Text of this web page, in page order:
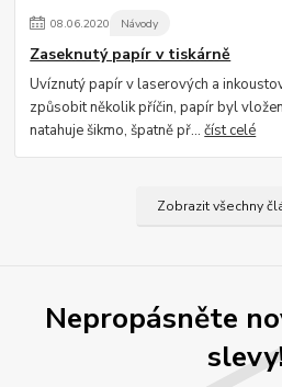
08.06.2020 Návody
Zaseknutý papír v tiskárně
Uvíznutý papír v laserových a
způsobit několik příčin, papír byl
natahuje šikmo, špatně př...číst celé
Zobrazit všechny
Nepropásněte